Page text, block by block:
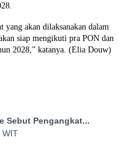
yang akan dilaksanakan dalam
siap mengikuti pra PON dan
2028,” katanya. (Elia Douw)
Sebut Pengangkat...
WIT